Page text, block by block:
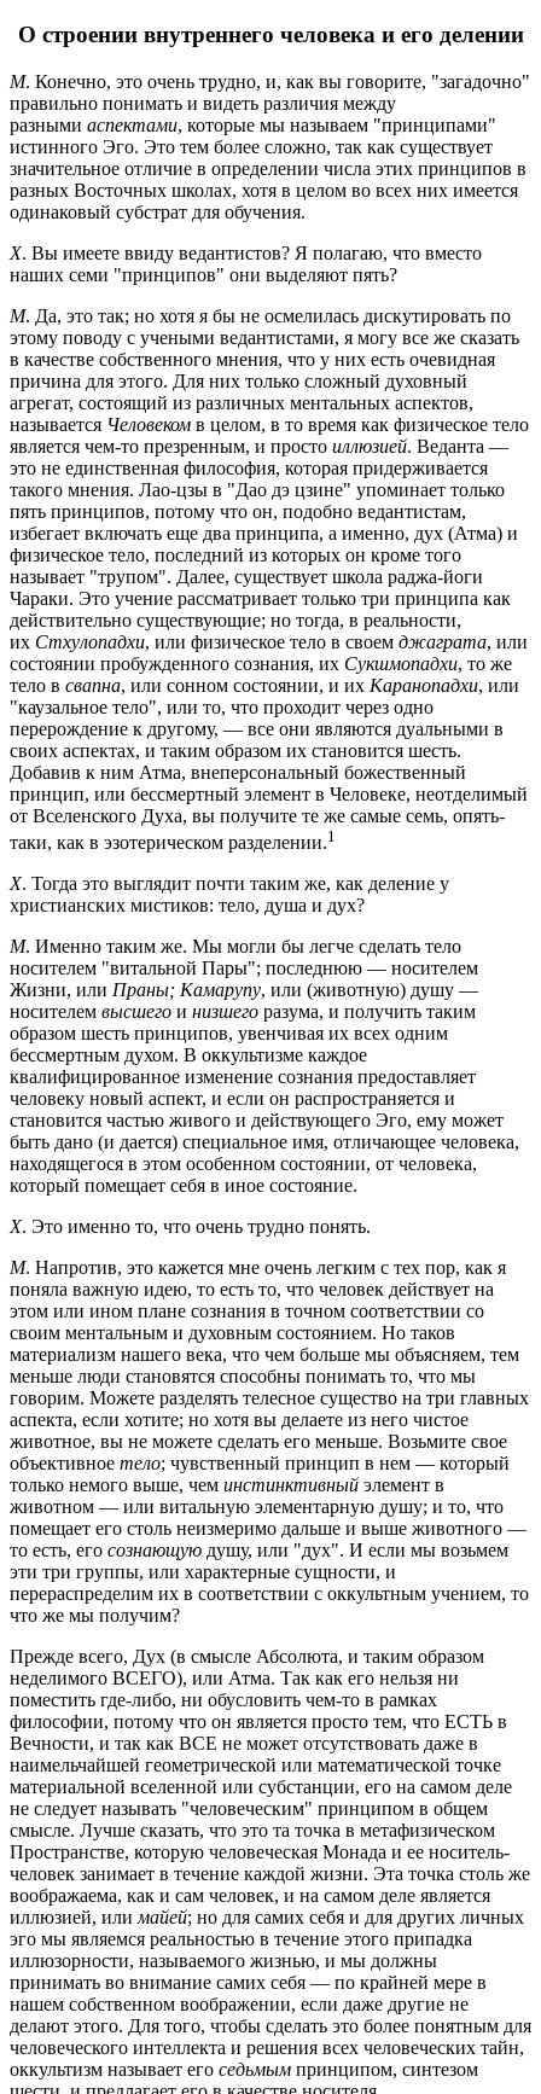
О строении внутреннего человека и его делении
М. Конечно, это очень трудно, и, как вы говорите, "загадочно"
правильно понимать и видеть различия между
разными аспектами, которые мы называем "принципами"
истинного Эго. Это тем более сложно, так как существует
значительное отличие в определении числа этих принципов в
разных Восточных школах, хотя в целом во всех них имеется
одинаковый субстрат для обучения.
Х. Вы имеете ввиду ведантистов? Я полагаю, что вместо
наших семи "принципов" они выделяют пять?
М. Да, это так; но хотя я бы не осмелилась дискутировать по
этому поводу с учеными ведантистами, я могу все же сказать
в качестве собственного мнения, что у них есть очевидная
причина для этого. Для них только сложный духовный
агрегат, состоящий из различных ментальных аспектов,
называется Человеком в целом, в то время как физическое тело
является чем-то презренным, и просто иллюзией. Веданта —
это не единственная философия, которая придерживается
такого мнения. Лао-цзы в "Дао дэ цзине" упоминает только
пять принципов, потому что он, подобно ведантистам,
избегает включать еще два принципа, а именно, дух (Атма) и
физическое тело, последний из которых он кроме того
называет "трупом". Далее, существует школа раджа-йоги
Чараки. Это учение рассматривает только три принципа как
действительно существующие; но тогда, в реальности,
их Стхулопадхи, или физическое тело в своем джаграта, или
состоянии пробужденного сознания, их Сукшмопадхи, то же
тело в свапна, или сонном состоянии, и их Каранопадхи, или
"каузальное тело", или то, что проходит через одно
перерождение к другому, — все они являются дуальными в
своих аспектах, и таким образом их становится шесть.
Добавив к ним Атма, внеперсональный божественный
принцип, или бессмертный элемент в Человеке, неотделимый
от Вселенского Духа, вы получите те же самые семь, опять-
таки, как в эзотерическом разделении.1
Х. Тогда это выглядит почти таким же, как деление у
христианских мистиков: тело, душа и дух?
М. Именно таким же. Мы могли бы легче сделать тело
носителем "витальной Пары"; последнюю — носителем
Жизни, или Праны; Камарупу, или (животную) душу —
носителем высшего и низшего разума, и получить таким
образом шесть принципов, увенчивая их всех одним
бессмертным духом. В оккультизме каждое
квалифицированное изменение сознания предоставляет
человеку новый аспект, и если он распространяется и
становится частью живого и действующего Эго, ему может
быть дано (и дается) специальное имя, отличающее человека,
находящегося в этом особенном состоянии, от человека,
который помещает себя в иное состояние.
Х. Это именно то, что очень трудно понять.
М. Напротив, это кажется мне очень легким с тех пор, как я
поняла важную идею, то есть то, что человек действует на
этом или ином плане сознания в точном соответствии со
своим ментальным и духовным состоянием. Но таков
материализм нашего века, что чем больше мы объясняем, тем
меньше люди становятся способны понимать то, что мы
говорим. Можете разделять телесное существо на три главных
аспекта, если хотите; но хотя вы делаете из него чистое
животное, вы не можете сделать его меньше. Возьмите свое
объективное тело; чувственный принцип в нем — который
только немого выше, чем инстинктивный элемент в
животном — или витальную элементарную душу; и то, что
помещает его столь неизмеримо дальше и выше животного —
то есть, его сознающую душу, или "дух". И если мы возьмем
эти три группы, или характерные сущности, и
перераспределим их в соответствии с оккультным учением, то
что же мы получим?
Прежде всего, Дух (в смысле Абсолюта, и таким образом
неделимого ВСЕГО), или Атма. Так как его нельзя ни
поместить где-либо, ни обусловить чем-то в рамках
философии, потому что он является просто тем, что ЕСТЬ в
Вечности, и так как ВСЕ не может отсутствовать даже в
наимельчайшей геометрической или математической точке
материальной вселенной или субстанции, его на самом деле
не следует называть "человеческим" принципом в общем
смысле. Лучше сказать, что это та точка в метафизическом
Пространстве, которую человеческая Монада и ее носитель-
человек занимает в течение каждой жизни. Эта точка столь же
воображаема, как и сам человек, и на самом деле является
иллюзией, или майей; но для самих себя и для других личных
эго мы являемся реальностью в течение этого припадка
иллюзорности, называемого жизнью, и мы должны
принимать во внимание самих себя — по крайней мере в
нашем собственном воображении, если даже другие не
делают этого. Для того, чтобы сделать это более понятным для
человеческого интеллекта и решения всех человеческих тайн,
оккультизм называет его седьмым принципом, синтезом